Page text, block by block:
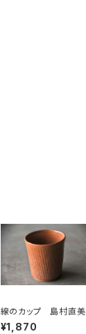
線のカップ 島村直美
¥1,870